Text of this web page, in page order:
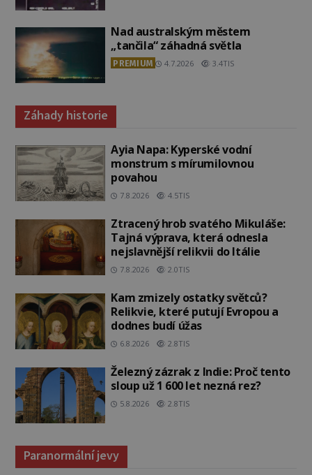
Nad australským městem
„tančila“ záhadná světla
PREMIUM 4.7.2026 3.4TIS
Záhady historie
Ayia Napa: Kyperské vodní
monstrum s mírumilovnou
povahou
7.8.2026 4.5TIS
Ztracený hrob svatého Mikuláše:
Tajná výprava, která odnesla
nejslavnější relikvii do Itálie
7.8.2026 2.0TIS
Kam zmizely ostatky světců?
Relikvie, které putují Evropou a
dodnes budí úžas
6.8.2026 2.8TIS
Železný zázrak z Indie: Proč tento
sloup už 1 600 let nezná rez?
5.8.2026 2.8TIS
Paranormální jevy